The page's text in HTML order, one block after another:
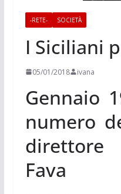
-RETE- SOCIETÀ
I Siciliani
05/01/2018 ivana
Gennaio
numero
Fava